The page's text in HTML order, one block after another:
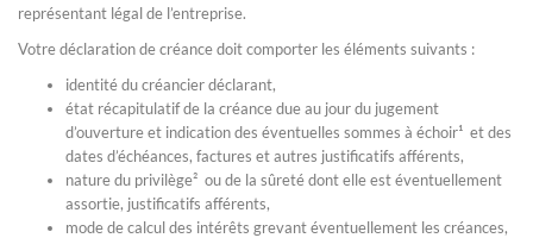
représentant légal de l’entreprise.
Votre déclaration de créance doit comporter les éléments suivants :
identité du créancier déclarant,
état récapitulatif de la créance due au jour du jugement
d’ouverture et indication des éventuelles sommes à échoir¹ et des
dates d’échéances, factures et autres justificatifs afférents,
nature du privilège² ou de la sûreté dont elle est éventuellement
assortie, justificatifs afférents,
mode de calcul des intérêts grevant éventuellement les créances,